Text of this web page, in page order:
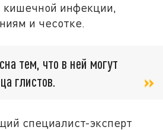
кишечной инфекции,
и чесотке.
тем, что в ней могут
глистов.
специалист-эксперт